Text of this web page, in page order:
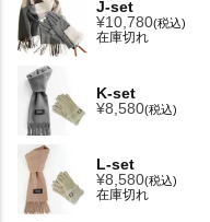
J-set
¥10,780 税込
在庫切れ
K-set
¥8,580 税込
L-set
¥8,580 税込
在庫切れ